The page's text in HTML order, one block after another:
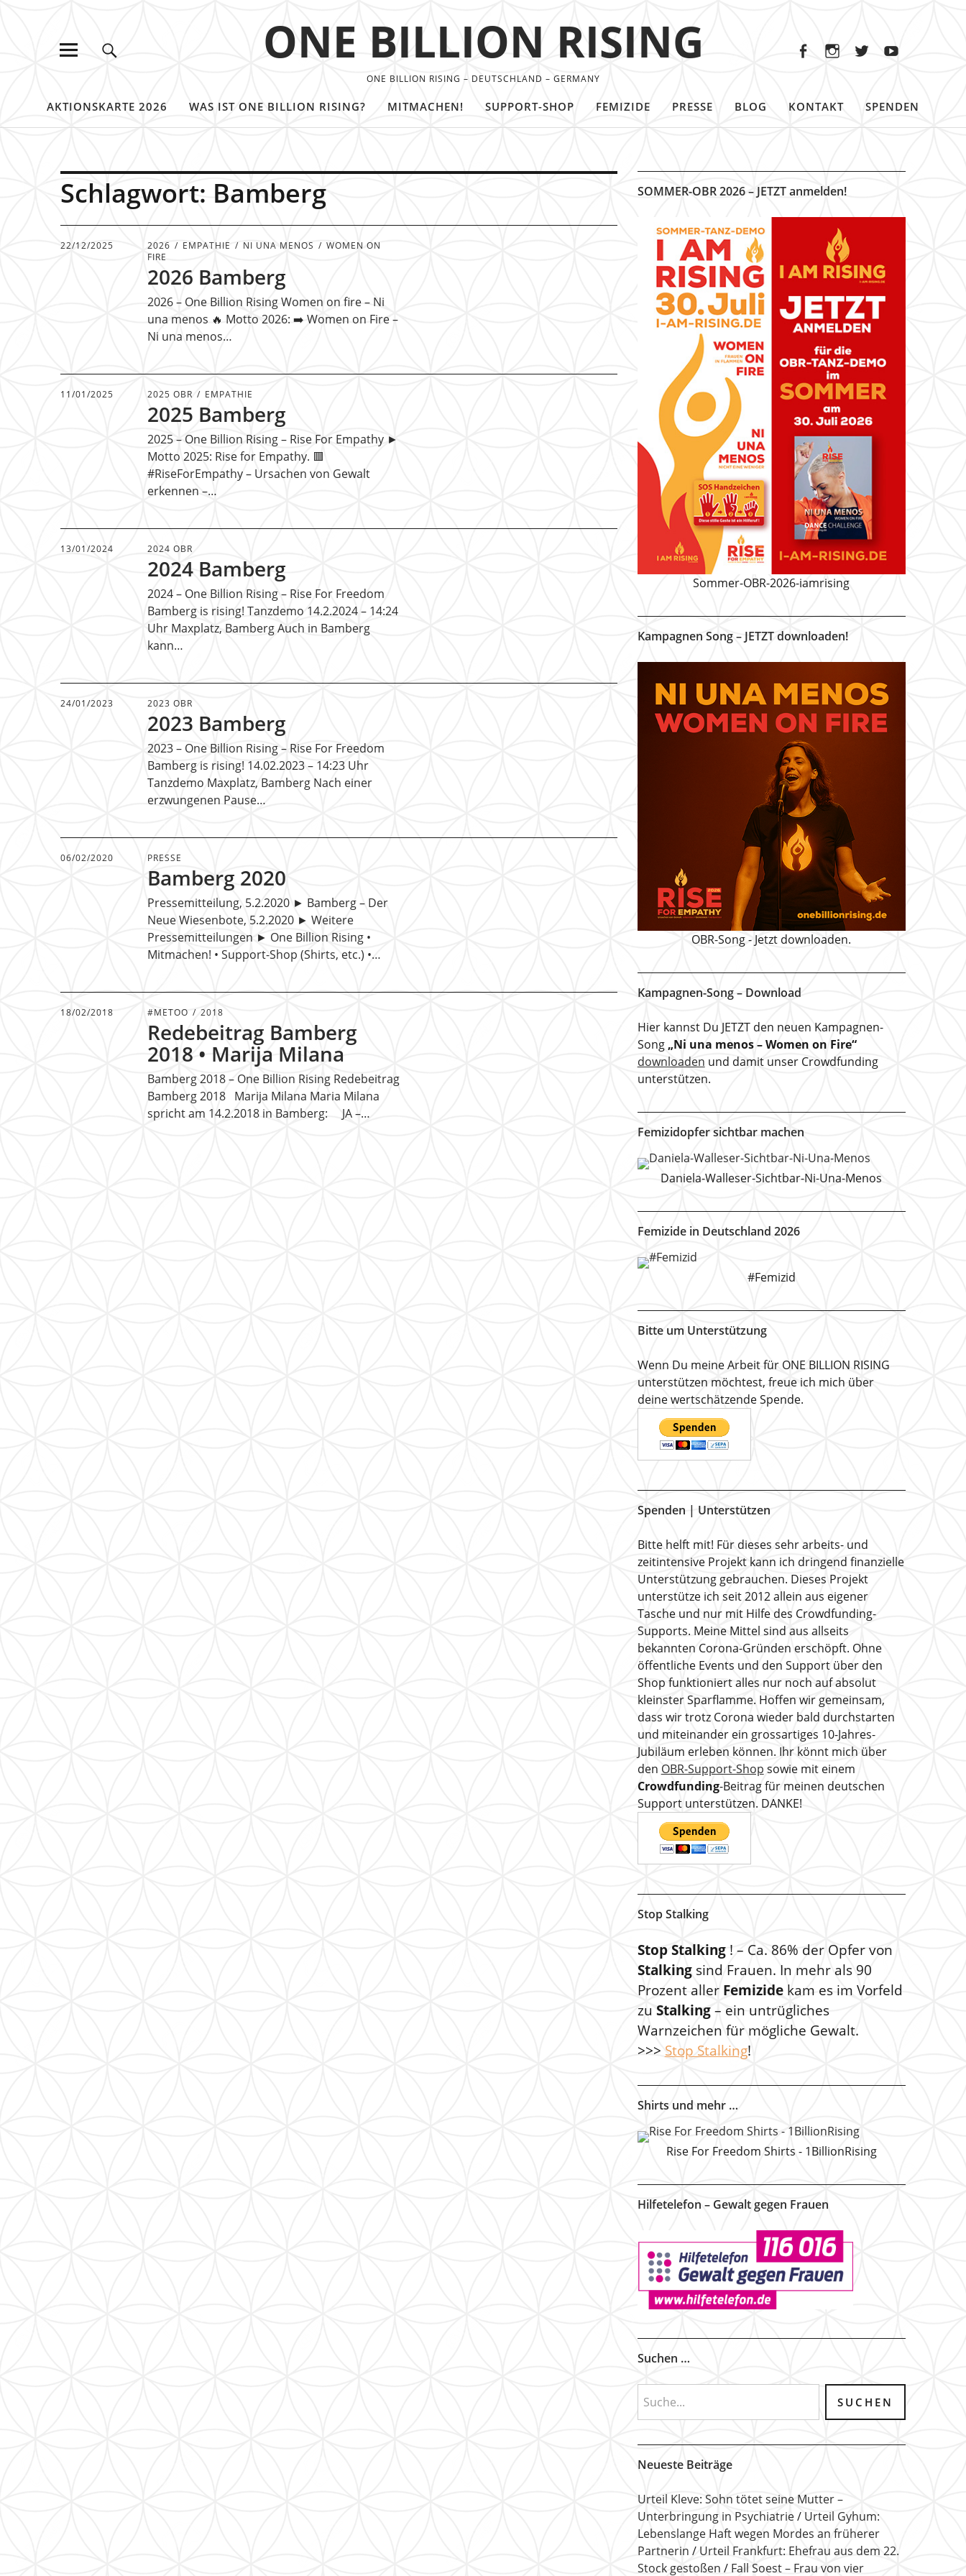
ONE BILLION RISING
ONE BILLION RISING – DEUTSCHLAND – GERMANY
AKTIONSKARTE 2026 WAS IST ONE BILLION RISING? MITMACHEN! SUPPORT-SHOP FEMIZIDE PRESSE BLOG KONTAKT SPENDEN
Schlagwort: Bamberg
22/12/2025 2026 EMPATHIE NI UNA MENOS
WOMEN ON
FIRE
2026 Bamberg
2026 – One Billion Rising Women on fire – Ni
una menos 🔥 Motto 2026: ➡️ Women on Fire –
Ni una menos…
11/01/2025 2025 OBR EMPATHIE
2025 Bamberg
2025 – One Billion Rising – Rise For Empathy ►
Motto 2025: Rise for Empathy. 🟥
#RiseForEmpathy – Ursachen von Gewalt
erkennen –…
13/01/2024 2024 OBR
2024 Bamberg
2024 – One Billion Rising – Rise For Freedom
Bamberg is rising! Tanzdemo 14.2.2024 – 14:24
Uhr Maxplatz, Bamberg Auch in Bamberg
kann…
24/01/2023 2023 OBR
2023 Bamberg
2023 – One Billion Rising – Rise For Freedom
Bamberg is rising! 14.02.2023 – 14:23 Uhr
Tanzdemo Maxplatz, Bamberg Nach einer
erzwungenen Pause…
06/02/2020 PRESSE
Bamberg 2020
Pressemitteilung, 5.2.2020 ► Bamberg – Der
Neue Wiesenbote, 5.2.2020 ► Weitere
Pressemitteilungen ► One Billion Rising •
Mitmachen! • Support-Shop (Shirts, etc.) •…
18/02/2018 #METOO 2018
Redebeitrag Bamberg
2018 • Marija Milana
Bamberg 2018 – One Billion Rising Redebeitrag
Bamberg 2018 Marija Milana Maria Milana
spricht am 14.2.2018 in Bamberg: JA –…
SOMMER-OBR 2026 – JETZT anmelden!
Sommer-OBR-2026-iamrising
Kampagnen Song – JETZT downloaden!
OBR-Song - Jetzt downloaden.
Kampagnen-Song – Download
Hier kannst Du JETZT den neuen Kampagnen-
Song „Ni una menos – Women on Fire“
downloaden und damit unser Crowdfunding
unterstützen.
Femizidopfer sichtbar machen
Daniela-Walleser-Sichtbar-Ni-Una-Menos
Femizide in Deutschland 2026
#Femizid
Bitte um Unterstützung
Wenn Du meine Arbeit für ONE BILLION RISING
unterstützen möchtest, freue ich mich über
deine wertschätzende Spende.
Spenden | Unterstützen
Bitte helft mit! Für dieses sehr arbeits- und
zeitintensive Projekt kann ich dringend finanzielle
Unterstützung gebrauchen. Dieses Projekt
unterstütze ich seit 2012 allein aus eigener
Tasche und nur mit Hilfe des Crowdfunding-
Supports. Meine Mittel sind aus allseits
bekannten Corona-Gründen erschöpft. Ohne
öffentliche Events und den Support über den
Shop funktioniert alles nur noch auf absolut
kleinster Sparflamme. Hoffen wir gemeinsam,
dass wir trotz Corona wieder bald durchstarten
und miteinander ein grossartiges 10-Jahres-
Jubiläum erleben können. Ihr könnt mich über
den OBR-Support-Shop sowie mit einem
Crowdfunding-Beitrag für meinen deutschen
Support unterstützen. DANKE!
Stop Stalking
Stop Stalking! – Ca. 86% der Opfer von
Stalkingsind Frauen. In mehr als 90
Prozent aller Femizidekam es im Vorfeld
zu Stalking– ein untrügliches
Warnzeichen für mögliche Gewalt.
>>> Stop Stalking!
Shirts und mehr …
Rise For Freedom Shirts - 1BillionRising
Hilfetelefon – Gewalt gegen Frauen
Suchen …
Neueste Beiträge
Urteil Kleve: Sohn tötet seine Mutter –
Unterbringung in Psychiatrie
Urteil Gyhum:
Lebenslange Haft wegen Mordes an früherer
Partnerin
Urteil Frankfurt: Ehefrau aus dem 22.
Stock gestoßen
Fall Soest – Frau von vier